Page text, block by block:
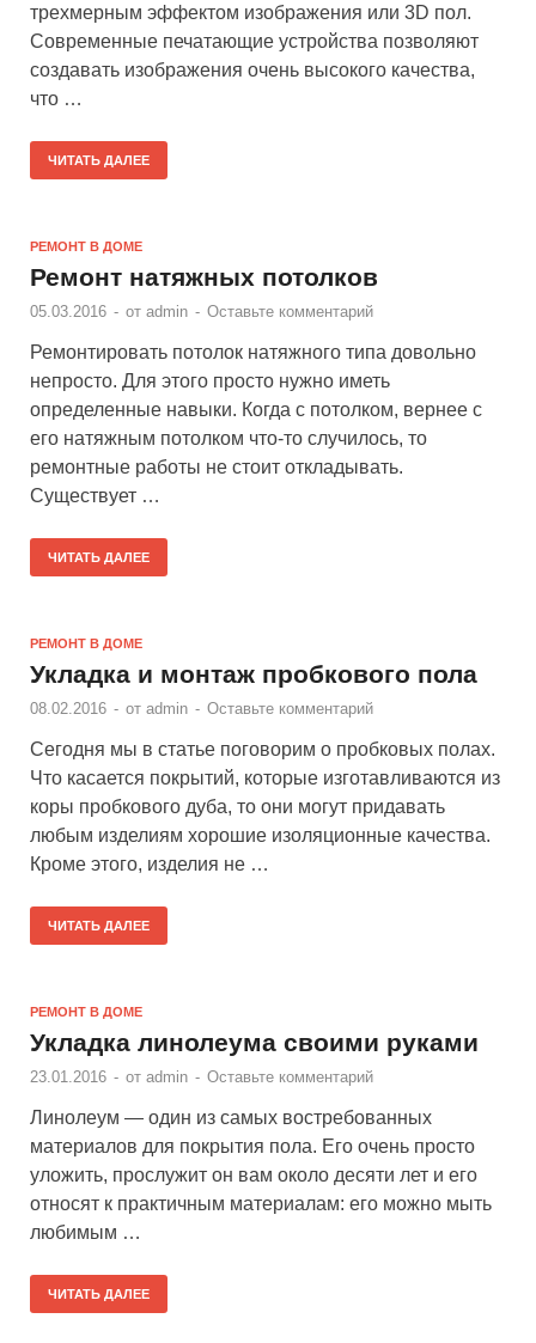
трехмерным эффектом изображения или 3D пол.
Современные печатающие устройства позволяют
создавать изображения очень высокого качества,
что …
ЧИТАТЬ ДАЛЕЕ
РЕМОНТ В ДОМЕ
Ремонт натяжных потолков
05.03.2016 - от admin - Оставьте комментарий
Ремонтировать потолок натяжного типа довольно
непросто. Для этого просто нужно иметь
определенные навыки. Когда с потолком, вернее с
его натяжным потолком что-то случилось, то
ремонтные работы не стоит откладывать.
Существует …
ЧИТАТЬ ДАЛЕЕ
РЕМОНТ В ДОМЕ
Укладка и монтаж пробкового пола
08.02.2016 - от admin - Оставьте комментарий
Сегодня мы в статье поговорим о пробковых полах.
Что касается покрытий, которые изготавливаются из
коры пробкового дуба, то они могут придавать
любым изделиям хорошие изоляционные качества.
Кроме этого, изделия не …
ЧИТАТЬ ДАЛЕЕ
РЕМОНТ В ДОМЕ
Укладка линолеума своими руками
23.01.2016 - от admin - Оставьте комментарий
Линолеум — один из самых востребованных
материалов для покрытия пола. Его очень просто
уложить, прослужит он вам около десяти лет и его
относят к практичным материалам: его можно мыть
любимым …
ЧИТАТЬ ДАЛЕЕ